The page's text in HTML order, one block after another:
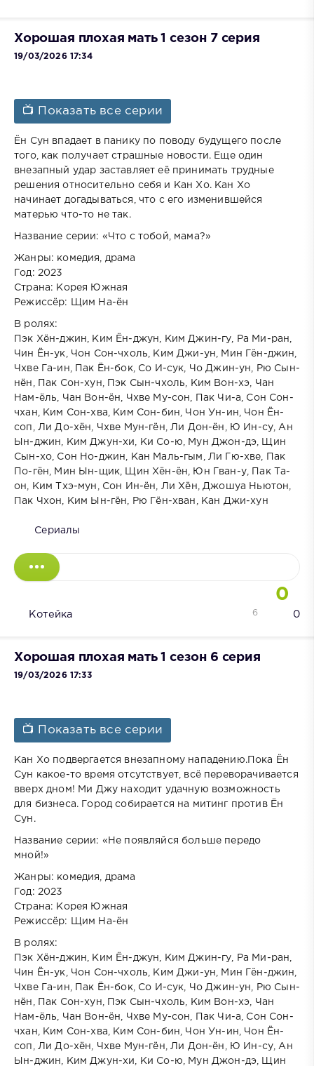
Хорошая плохая мать 1 сезон 7 серия
19/03/2026 17:34
📺 Показать все серии
Ён Сун впадает в панику по поводу будущего после
того, как получает страшные новости. Еще один
внезапный удар заставляет её принимать трудные
решения относительно себя и Кан Хо. Кан Хо
начинает догадываться, что с его изменившейся
матерью что-то не так.
Название серии: «Что с тобой, мама?»
Жанры: комедия, драма
Год: 2023
Страна: Корея Южная
Режиссёр: Щим На-ён
В ролях:
Пэк Хён-джин, Ким Ён-джун, Ким Джин-гу, Ра Ми-ран,
Чин Ён-ук, Чон Сон-чхоль, Ким Джи-ун, Мин Гён-джин,
Чхве Га-ин, Пак Ён-бок, Со И-сук, Чо Джин-ун, Рю Сын-
нён, Пак Сон-хун, Пэк Сын-чхоль, Ким Вон-хэ, Чан
Нам-ёль, Чан Вон-ён, Чхве Му-сон, Пак Чи-а, Сон Сон-
чхан, Ким Сон-хва, Ким Сон-бин, Чон Ун-ин, Чон Ён-
соп, Ли До-хён, Чхве Мун-гён, Ли Дон-ён, Ю Ин-су, Ан
Ын-джин, Ким Джун-хи, Ки Со-ю, Мун Джон-дэ, Щин
Сын-хо, Сон Но-джин, Кан Маль-гым, Ли Гю-хве, Пак
По-гён, Мин Ын-щик, Щин Хён-ён, Юн Гван-у, Пак Та-
он, Ким Тхэ-мун, Сон Ин-ён, Ли Хён, Джошуа Ньютон,
Пак Чхон, Ким Ын-гён, Рю Гён-хван, Кан Джи-хун
Сериалы
0
Котейка 0
6
Хорошая плохая мать 1 сезон 6 серия
19/03/2026 17:33
📺 Показать все серии
Кан Хо подвергается внезапному нападению.Пока Ён
Сун какое-то время отсутствует, всё переворачивается
вверх дном! Ми Джу находит удачную возможность
для бизнеса. Город собирается на митинг против Ён
Сун.
Название серии: «Не появляйся больше передо
мной!»
Жанры: комедия, драма
Год: 2023
Страна: Корея Южная
Режиссёр: Щим На-ён
В ролях:
Пэк Хён-джин, Ким Ён-джун, Ким Джин-гу, Ра Ми-ран,
Чин Ён-ук, Чон Сон-чхоль, Ким Джи-ун, Мин Гён-джин,
Чхве Га-ин, Пак Ён-бок, Со И-сук, Чо Джин-ун, Рю Сын-
нён, Пак Сон-хун, Пэк Сын-чхоль, Ким Вон-хэ, Чан
Нам-ёль, Чан Вон-ён, Чхве Му-сон, Пак Чи-а, Сон Сон-
чхан, Ким Сон-хва, Ким Сон-бин, Чон Ун-ин, Чон Ён-
соп, Ли До-хён, Чхве Мун-гён, Ли Дон-ён, Ю Ин-су, Ан
Ын-джин, Ким Джун-хи, Ки Со-ю, Мун Джон-дэ, Щин